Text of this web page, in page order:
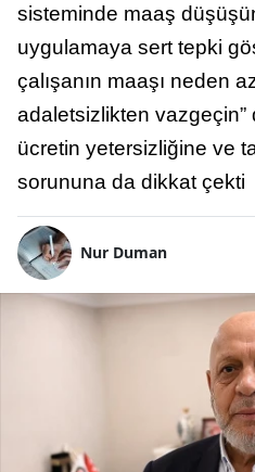
sisteminde maaş
uygulamaya sert tepki
çalışanın maaşı neden
adaletsizlikten vazgeçin”
ücretin yetersizliğine ve
sorununa da dikkat çekti
Nur Duman